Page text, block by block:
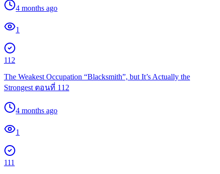
4 months ago
1
112
The Weakest Occupation “Blacksmith”, but It’s Actually the
Strongest ตอนที่ 112
4 months ago
1
111